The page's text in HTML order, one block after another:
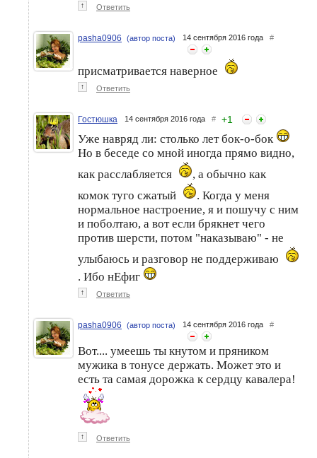
↑ Ответить
pasha0906 (автор поста) 14 сентября 2016 года #
присматривается наверное
↑ Ответить
Гостюшка 14 сентября 2016 года # +1
Уже навряд ли: столько лет бок-о-бок
Но в беседе со мной иногда прямо видно,
как расслабляется
, а обычно как
комок туго сжатый
. Когда у меня
нормальное настроение, я и пошучу с ним
и поболтаю, а вот если брякнет чего
против шерсти, потом "наказываю" - не
улыбаюсь и разговор не поддерживаю
. Ибо нЕфиг
↑ Ответить
pasha0906 (автор поста) 14 сентября 2016 года #
Вот.... умеешь ты кнутом и пряником
мужика в тонусе держать. Может это и
есть та самая дорожка к сердцу кавалера!
↑ Ответить